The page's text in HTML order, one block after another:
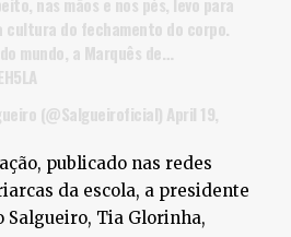
cultura do fechamento do corpo.
mundo, a Marquês de…
(@Salgueiroficial) April 19,
publicado nas redes
da escola, a presidente
Salgueiro, Tia Glorinha,